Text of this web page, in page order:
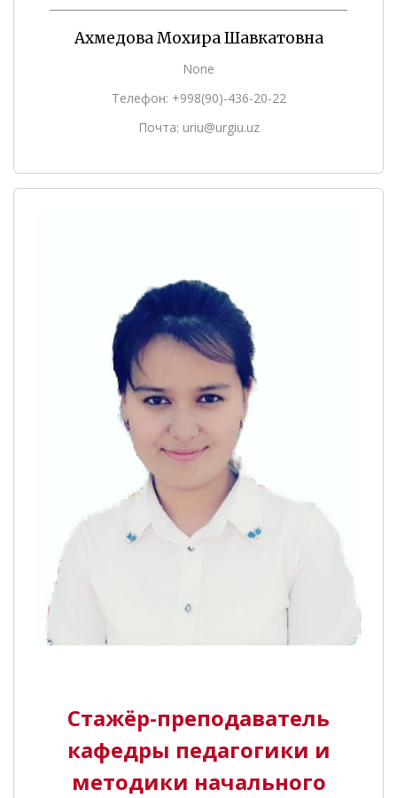
Ахмедова Мохира Шавкатовна
None
Телефон: +998(90)-436-20-22
Почта: uriu@urgiu.uz
Стажёр-преподаватель
кафедры педагогики и
методики начального